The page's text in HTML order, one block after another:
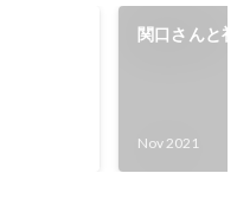
関口さんと
Nov 2021